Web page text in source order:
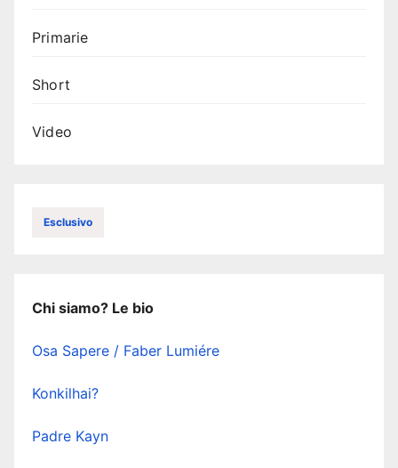
Primarie
Short
Video
Esclusivo
Chi siamo? Le bio
Osa Sapere / Faber Lumiére
Konkilhai?
Padre Kayn